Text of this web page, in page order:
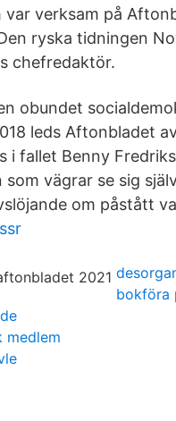
var verksam på
ryska tidningen
chefredaktör.
obundet
leds Aftonbladet
i fallet Benny
vägrar se sig
om påstått
bokföra
medlem